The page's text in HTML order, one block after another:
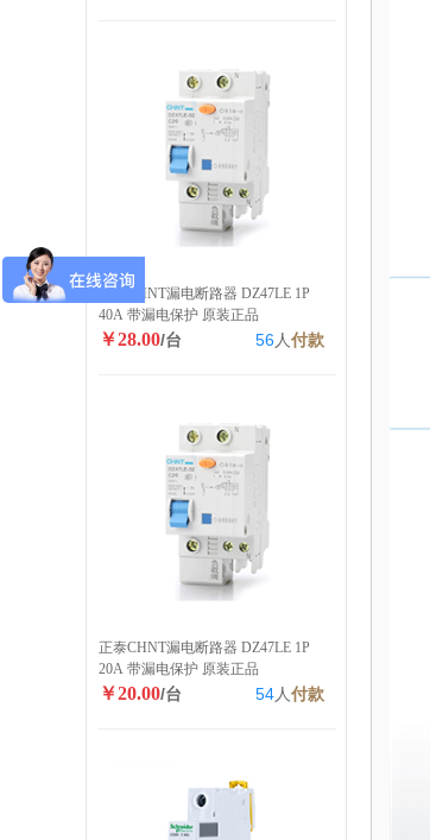
正泰CHNT漏电断路器 DZ47LE 1P
40A 带漏电保护 原装正品
￥28.00/台 56人付款
正泰CHNT漏电断路器 DZ47LE 1P
20A 带漏电保护 原装正品
￥20.00/台 54人付款